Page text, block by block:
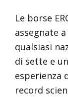
Le borse
assegnate
qualsiasi
di sette e
esperienza
record